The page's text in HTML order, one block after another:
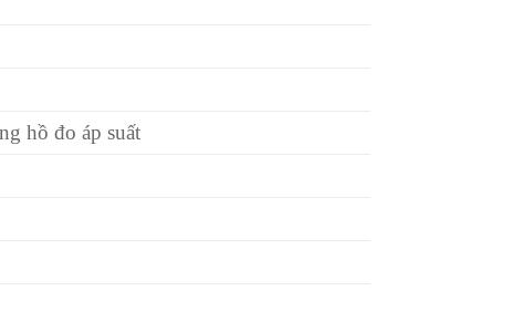
hồ đo áp suất